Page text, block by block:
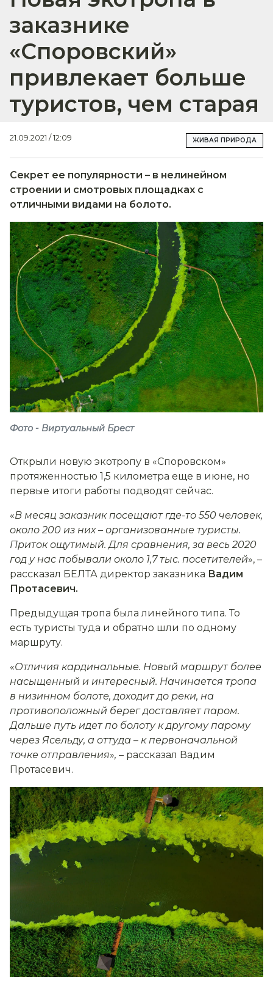
заказнике
«Споровский»
привлекает больше
туристов, чем старая
21.09.2021 / 12:09 ЖИВАЯ ПРИРОДА
Секрет ее популярности – в нелинейном
строении и смотровых площадках с
отличными видами на болото.
Фото - Виртуальный Брест
Открыли новую экотропу в «Споровском»
протяженностью 1,5 километра еще в июне, но
первые итоги работы подводят сейчас.
«В месяц заказник посещают где-то 550 человек,
около 200 из них– организованные туристы.
Приток ощутимый. Для сравнения, за весь 2020
год у нас побывали около 1,7 тыс. посетителей», –
рассказал БЕЛТА директор заказника Вадим
Протасевич.
Предыдущая тропа была линейного типа. То
есть туристы туда и обратно шли по одному
маршруту.
«Отличия кардинальные. Новый маршрут более
насыщенный и интересный. Начинается тропа
в низинном болоте, доходит до реки, на
противоположный берег доставляет паром.
Дальше путь идет по болоту к другому парому
через Ясельду, а оттуда – к первоначальной
точке отправления», – рассказал Вадим
Протасевич.